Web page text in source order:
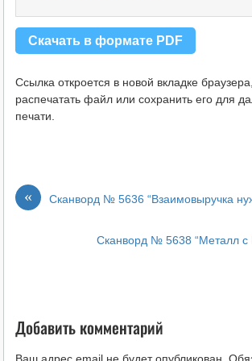
Скачать в формате PDF
Ссылка откроется в новой вкладке
распечатать файл или сохранить его для
печати.
« Сканворд № 5636 “Взаимовыручка
Сканворд № 5638 “Металл с
Добавить комментарий